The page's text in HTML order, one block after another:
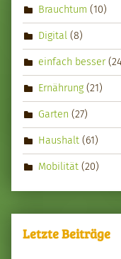
Brauchtum (10)
Digital (8)
einfach besser
Ernährung (21)
Garten (27)
Haushalt (61)
Mobilität (20)
Letzte Beiträge